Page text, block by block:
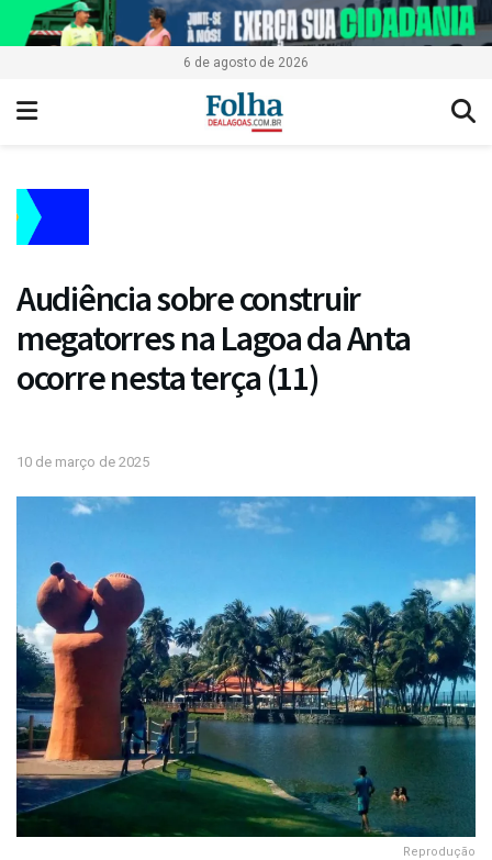
6 de agosto de 2026
Audiência sobre construir
megatorres na Lagoa da Anta
ocorre nesta terça (11)
10 de março de 2025
Reprodução